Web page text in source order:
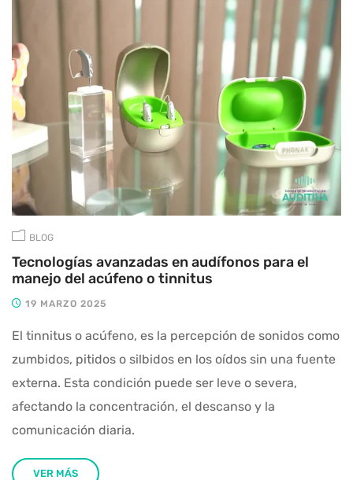
BLOG
Tecnologías avanzadas en audífonos para el
manejo del acúfeno o tinnitus
19 MARZO 2025
El tinnitus o acúfeno, es la percepción de sonidos como
zumbidos, pitidos o silbidos en los oídos sin una fuente
externa. Esta condición puede ser leve o severa,
afectando la concentración, el descanso y la
comunicación diaria.
VER MÁS